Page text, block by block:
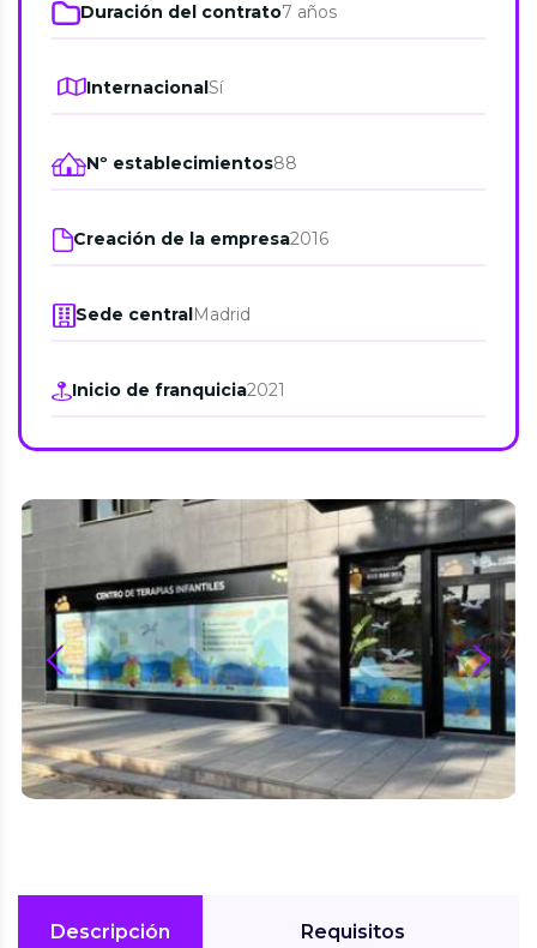
Duración del contrato7 años
InternacionalSí
Nº establecimientos88
Creación de la empresa2016
Sede centralMadrid
Inicio de franquicia2021
prev next
Descripción Requisitos